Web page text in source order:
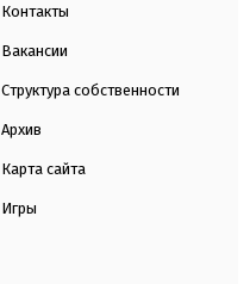
Контакты
Вакансии
Структура собственности
Архив
Карта сайта
Игры